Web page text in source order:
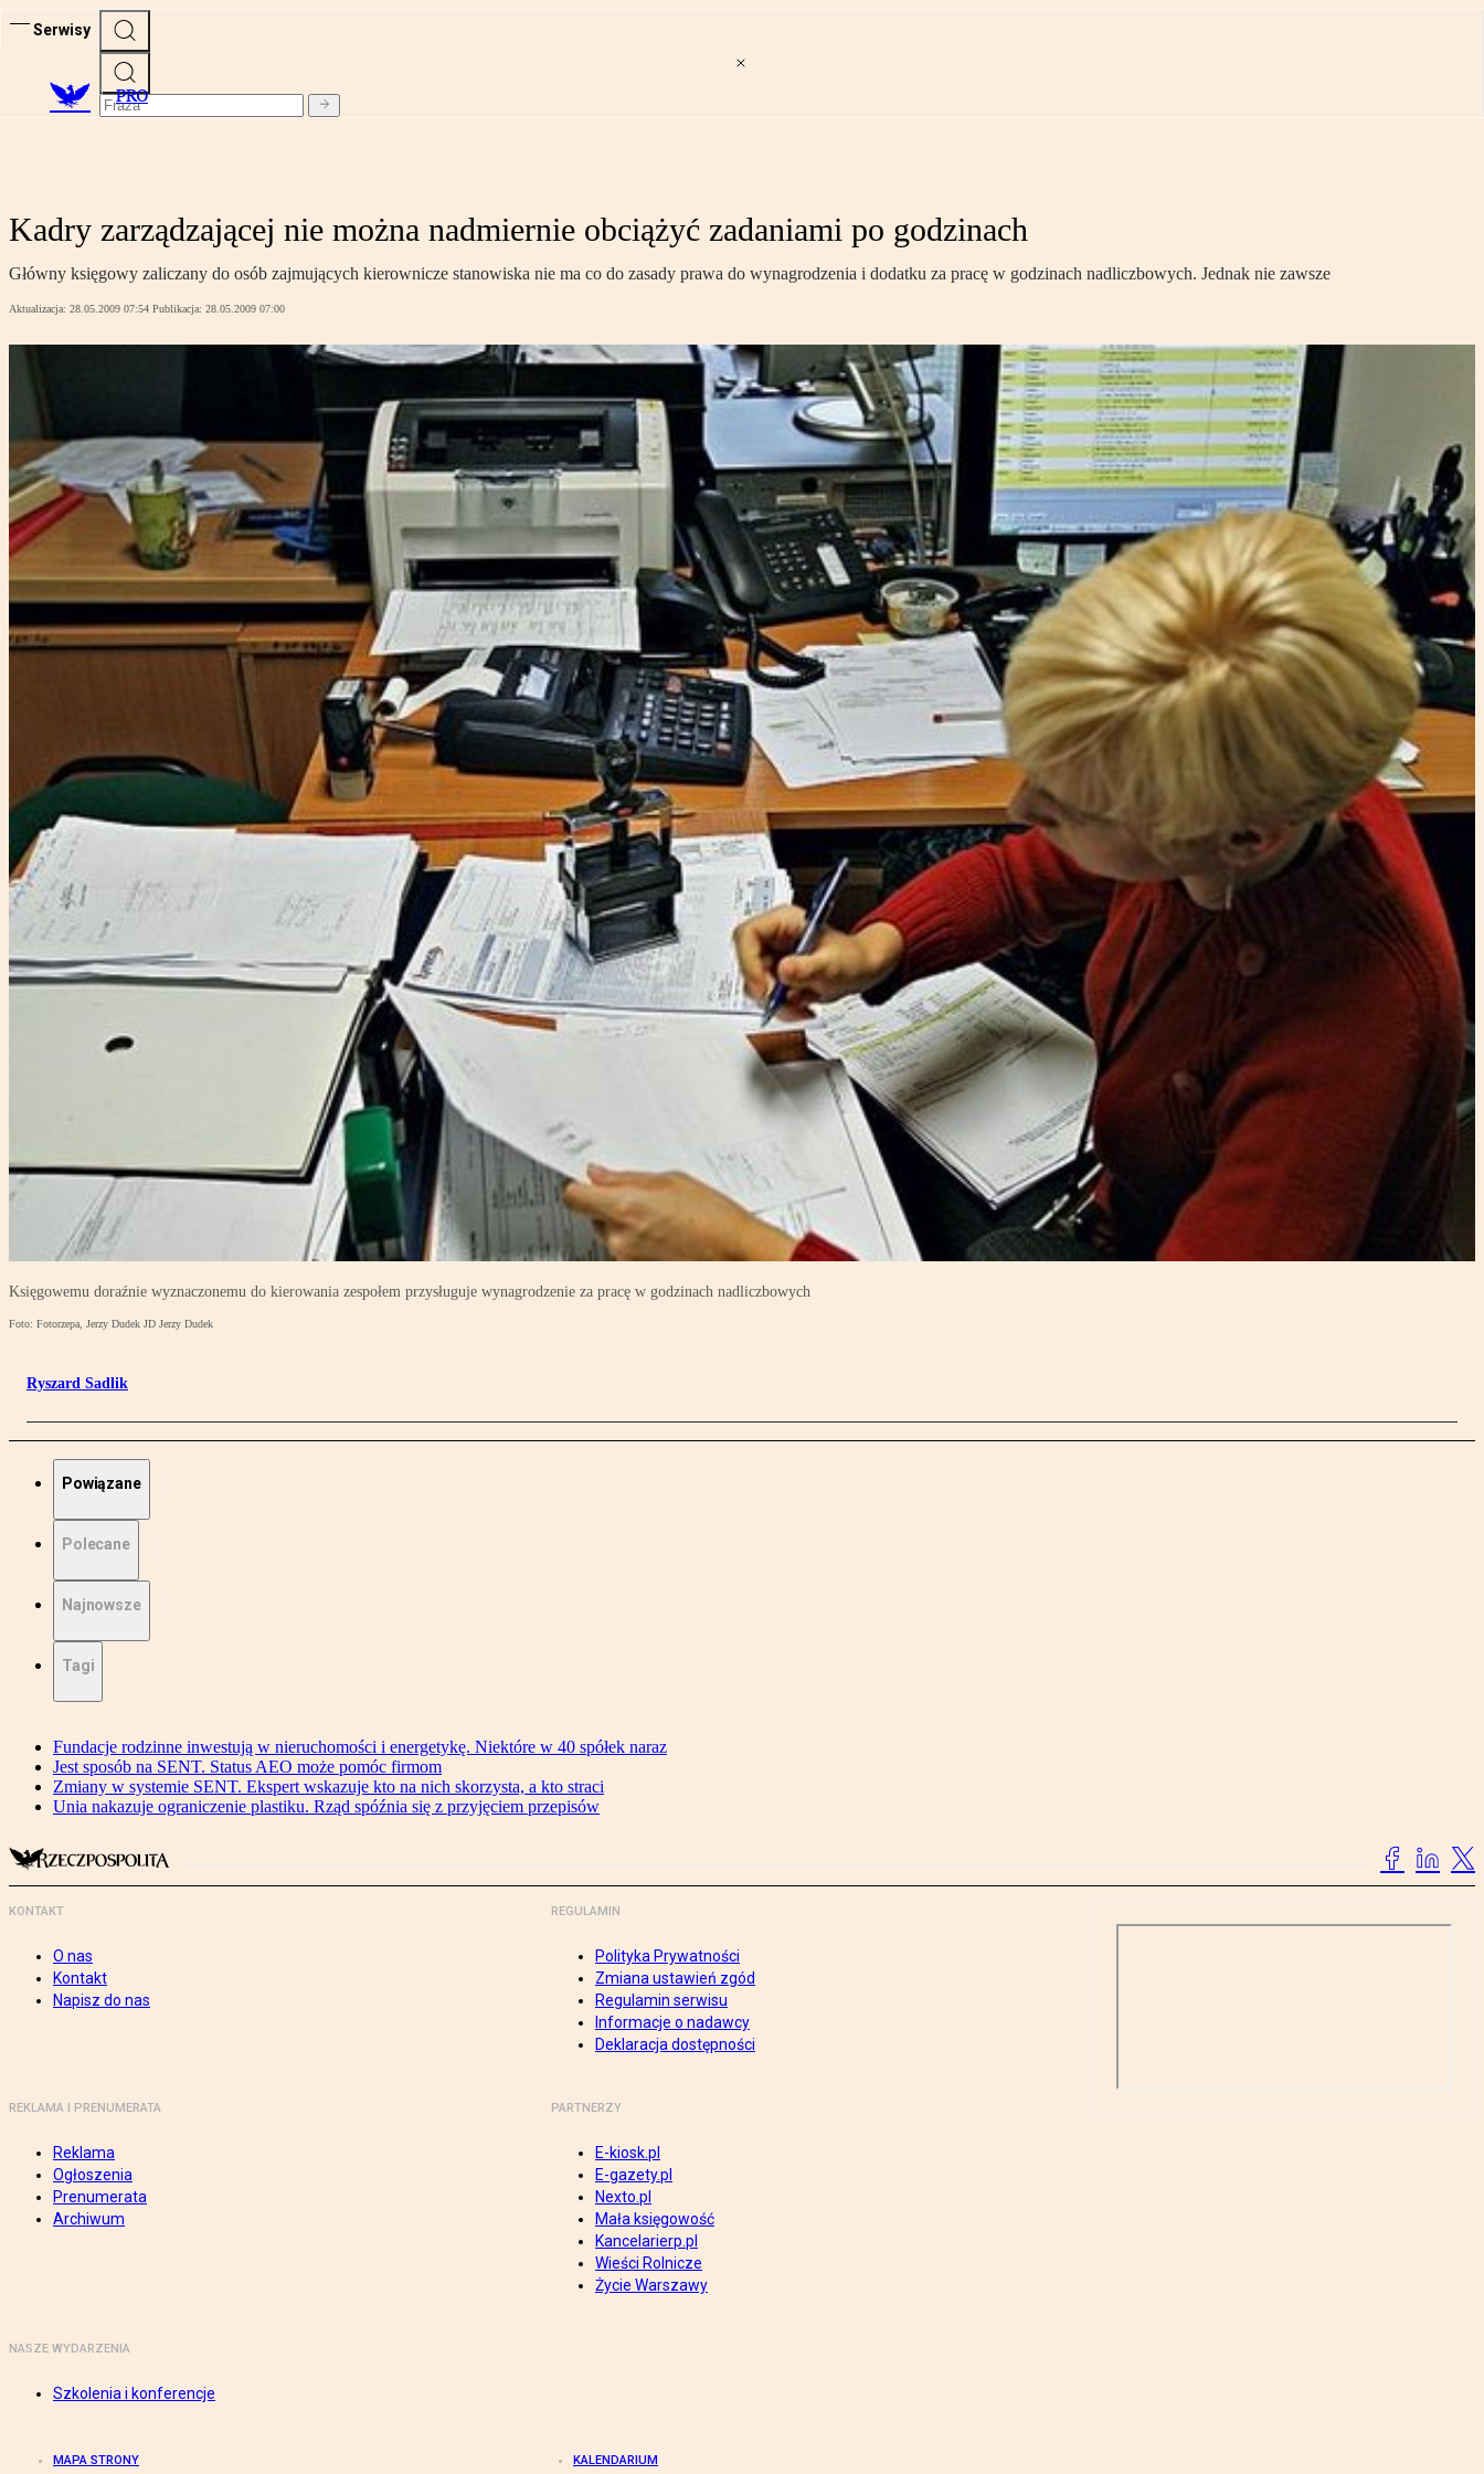
Serwisy
PRO
Kadry zarządzającej nie można nadmiernie obciążyć zadaniami po godzinach
Główny księgowy zaliczany do osób zajmujących kierownicze stanowiska nie ma co do zasady prawa do wynagrodzenia i dodatku za pracę w godzinach nadliczbowych. Jednak nie zawsze
Aktualizacja: 28.05.2009 07:54 Publikacja: 28.05.2009 07:00
Księgowemu doraźnie wyznaczonemu do kierowania zespołem przysługuje wynagrodzenie za pracę w godzinach nadliczbowych
Foto: Fotorzepa, Jerzy Dudek JD Jerzy Dudek
Ryszard Sadlik
Powiązane
Polecane
Najnowsze
Tagi
Fundacje rodzinne inwestują w nieruchomości i energetykę. Niektóre w 40 spółek naraz
Jest sposób na SENT. Status AEO może pomóc firmom
Zmiany w systemie SENT. Ekspert wskazuje kto na nich skorzysta, a kto straci
Unia nakazuje ograniczenie plastiku. Rząd spóźnia się z przyjęciem przepisów
KONTAKT
O nas
Kontakt
Napisz do nas
REGULAMIN
Polityka Prywatności
Zmiana ustawień zgód
Regulamin serwisu
Informacje o nadawcy
Deklaracja dostępności
REKLAMA I PRENUMERATA
Reklama
Ogłoszenia
Prenumerata
Archiwum
PARTNERZY
E-kiosk.pl
E-gazety.pl
Nexto.pl
Mała księgowość
Kancelarierp.pl
Wieści Rolnicze
Życie Warszawy
NASZE WYDARZENIA
Szkolenia i konferencje
MAPA STRONY KALENDARIUM